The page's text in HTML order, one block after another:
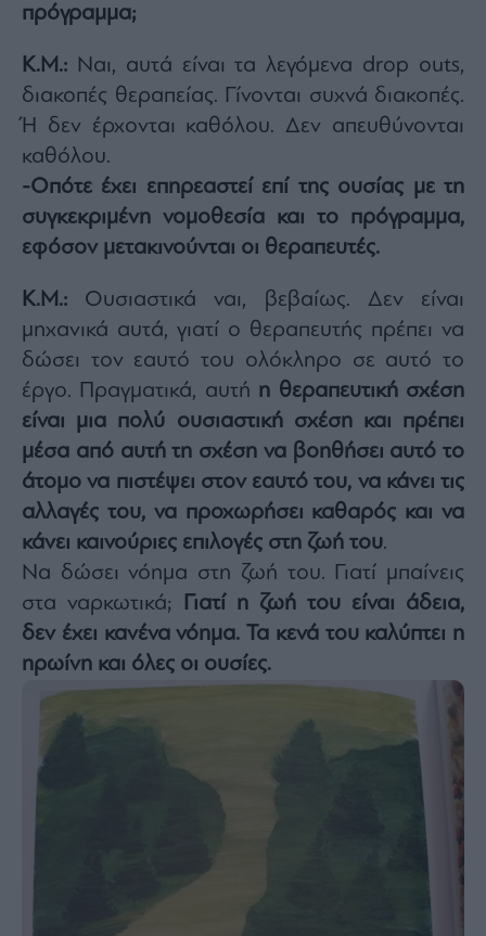
πρόγραμμα;
Κ.Μ.: Ναι, αυτά είναι τα λεγόμενα drop outs,
διακοπές θεραπείας. Γίνονται συχνά διακοπές.
Ή δεν έρχονται καθόλου. Δεν απευθύνονται
καθόλου.
-Οπότε έχει επηρεαστεί επί της ουσίας με τη
συγκεκριμένη νομοθεσία και το πρόγραμμα,
εφόσον μετακινούνται οι θεραπευτές.
Κ.Μ.: Ουσιαστικά ναι, βεβαίως. Δεν είναι
μηχανικά αυτά, γιατί ο θεραπευτής πρέπει να
δώσει τον εαυτό του ολόκληρο σε αυτό το
έργο. Πραγματικά, αυτή η θεραπευτική σχέση
είναι μια πολύ ουσιαστική σχέση και πρέπει
μέσα από αυτή τη σχέση να βοηθήσει αυτό το
άτομο να πιστέψει στον εαυτό του, να κάνει τις
αλλαγές του, να προχωρήσει καθαρός και να
κάνει καινούριες επιλογές στη ζωή του.
Να δώσει νόημα στη ζωή του. Γιατί μπαίνεις
στα ναρκωτικά;
Γιατί η ζωή του είναι άδεια,
δεν έχει κανένα νόημα. Τα κενά του καλύπτει η
ηρωίνη και όλες οι ουσίες.